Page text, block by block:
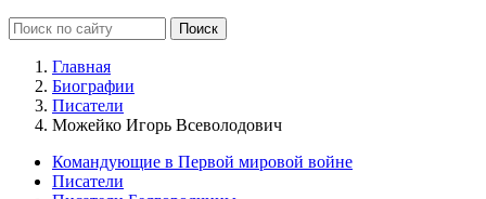
Главная
Биографии
Писатели
Можейко Игорь Всеволодович
Командующие в Первой мировой войне
Писатели